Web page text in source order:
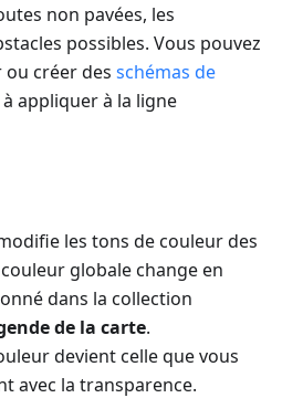
non pavées, les
possibles. Vous pouvez
créer des schémas de
à appliquer à la ligne
les tons de couleur des
globale change en
dans la collection
de la carte.
devient celle que vous
avec la transparence.